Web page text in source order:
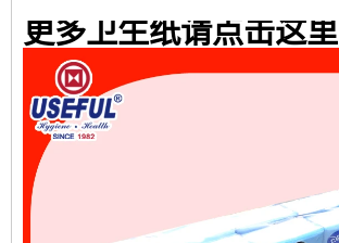
更多卫生纸请点击这里